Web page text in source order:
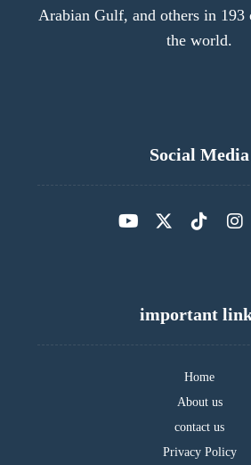
Arabian Gulf, and others in 193
the world.
Social Media
important
Home
About us
contact us
Privacy Policy